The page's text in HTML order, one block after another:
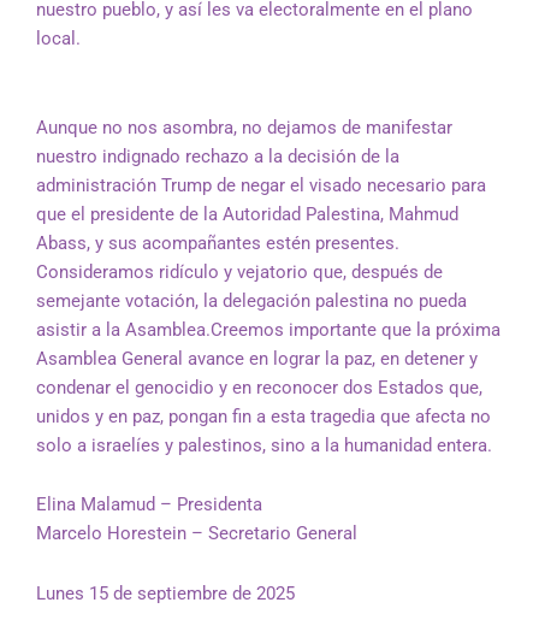
nuestro pueblo, y así les va electoralmente en el plano
local.
Aunque no nos asombra, no dejamos de manifestar
nuestro indignado rechazo a la decisión de la
administración Trump de negar el visado necesario para
que el presidente de la Autoridad Palestina, Mahmud
Abass, y sus acompañantes estén presentes.
Consideramos ridículo y vejatorio que, después de
semejante votación, la delegación palestina no pueda
asistir a la Asamblea.Creemos importante que la próxima
Asamblea General avance en lograr la paz, en detener y
condenar el genocidio y en reconocer dos Estados que,
unidos y en paz, pongan fin a esta tragedia que afecta no
solo a israelíes y palestinos, sino a la humanidad entera.
Elina Malamud – Presidenta
Marcelo Horestein – Secretario General
Lunes 15 de septiembre de 2025